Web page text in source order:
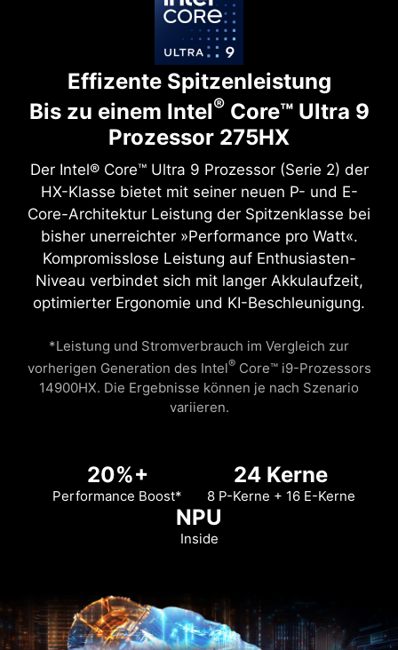
Effizente Spitzenleistung
Bis zu einem Intel®Core™ Ultra 9
Prozessor 275HX
Der Intel® Core™ Ultra 9 Prozessor (Serie 2) der
HX-Klasse bietet mit seiner neuen P- und E-
Core-Architektur Leistung der Spitzenklasse bei
bisher unerreichter »Performance pro Watt«.
Kompromisslose Leistung auf Enthusiasten-
Niveau verbindet sich mit langer Akkulaufzeit,
optimierter Ergonomie und KI-Beschleunigung.
*Leistung und Stromverbrauch im Vergleich zur
vorherigen Generation des Intel®Core™ i9-Prozessors
14900HX. Die Ergebnisse können je nach Szenario
variieren.
20%+
Performance Boost*
24 Kerne
8 P-Kerne + 16 E-Kerne
NPU
Inside